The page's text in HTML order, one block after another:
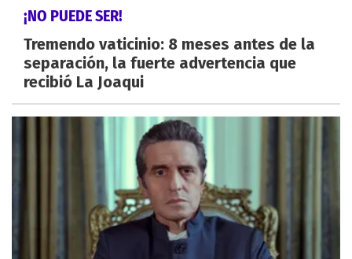
¡NO PUEDE SER!
Tremendo vaticinio: 8 meses antes de la
separación, la fuerte advertencia que
recibió La Joaqui